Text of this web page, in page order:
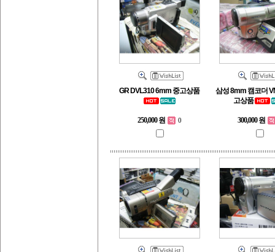
GR DVL310 6mm 중고상품
250,000 원 0
삼성 8mm 캠코더
고상품
300,000 원